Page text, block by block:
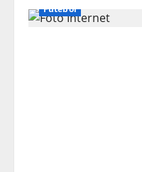
Futebol